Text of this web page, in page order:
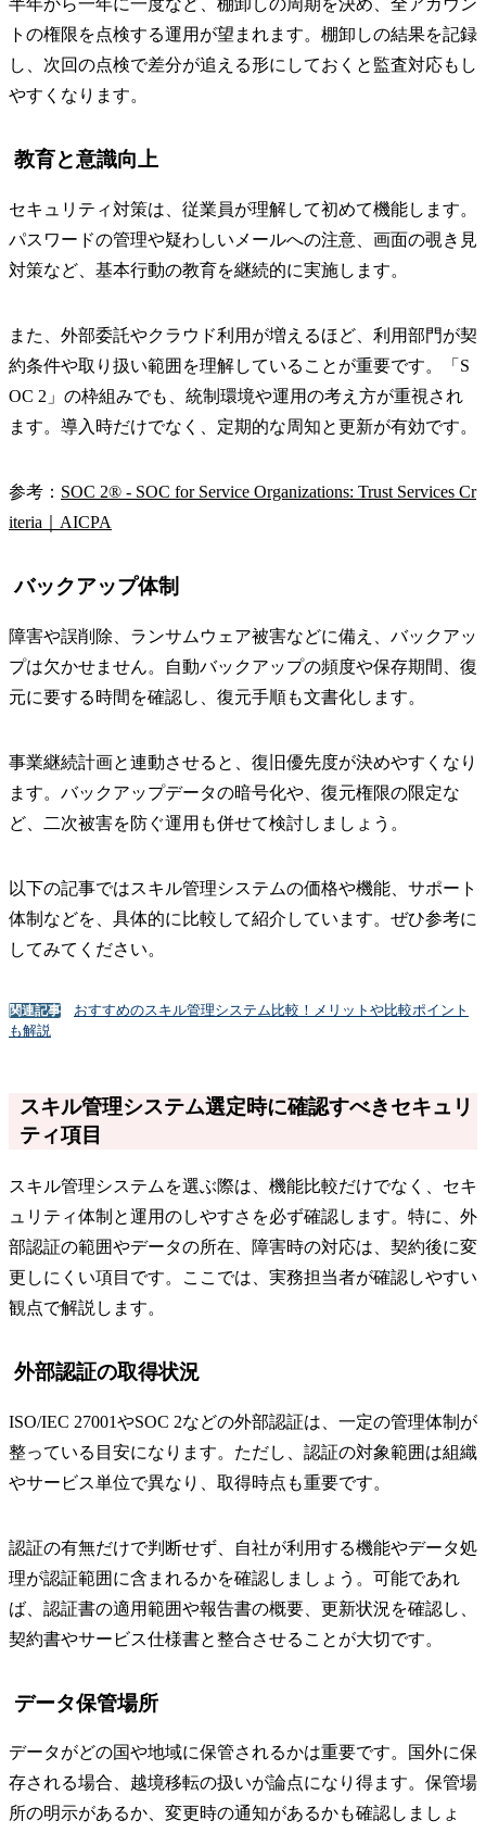
半年から一年に一度など、棚卸しの周期を決め、全アカウン
トの権限を点検する運用が望まれます。棚卸しの結果を記録
し、次回の点検で差分が追える形にしておくと監査対応もし
やすくなります。
教育と意識向上
セキュリティ対策は、従業員が理解して初めて機能します。
パスワードの管理や疑わしいメールへの注意、画面の覗き見
対策など、基本行動の教育を継続的に実施します。
また、外部委託やクラウド利用が増えるほど、利用部門が契
約条件や取り扱い範囲を理解していることが重要です。「S
OC 2」の枠組みでも、統制環境や運用の考え方が重視され
ます。導入時だけでなく、定期的な周知と更新が有効です。
参考： SOC 2® - SOC for Service Organizations: Trust Services Cr
iteria｜AICPA
バックアップ体制
障害や誤削除、ランサムウェア被害などに備え、バックアッ
プは欠かせません。自動バックアップの頻度や保存期間、復
元に要する時間を確認し、復元手順も文書化します。
事業継続計画と連動させると、復旧優先度が決めやすくなり
ます。バックアップデータの暗号化や、復元権限の限定な
ど、二次被害を防ぐ運用も併せて検討しましょう。
以下の記事ではスキル管理システムの価格や機能、サポート
体制などを、具体的に比較して紹介しています。ぜひ参考に
してみてください。
関連記事
おすすめのスキル管理システム比較！メリットや比較ポイント
も解説
スキル管理システム選定時に確認すべきセキュリ
ティ項目
スキル管理システムを選ぶ際は、機能比較だけでなく、セキ
ュリティ体制と運用のしやすさを必ず確認します。特に、外
部認証の範囲やデータの所在、障害時の対応は、契約後に変
更しにくい項目です。ここでは、実務担当者が確認しやすい
観点で解説します。
外部認証の取得状況
ISO/IEC 27001やSOC 2などの外部認証は、一定の管理体制が
整っている目安になります。ただし、認証の対象範囲は組織
やサービス単位で異なり、取得時点も重要です。
認証の有無だけで判断せず、自社が利用する機能やデータ処
理が認証範囲に含まれるかを確認しましょう。可能であれ
ば、認証書の適用範囲や報告書の概要、更新状況を確認し、
契約書やサービス仕様書と整合させることが大切です。
データ保管場所
データがどの国や地域に保管されるかは重要です。国外に保
存される場合、越境移転の扱いが論点になり得ます。保管場
所の明示があるか、変更時の通知があるかも確認しましょ